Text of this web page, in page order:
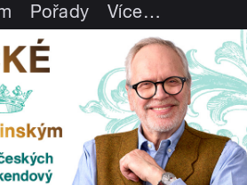
Pořady Více…